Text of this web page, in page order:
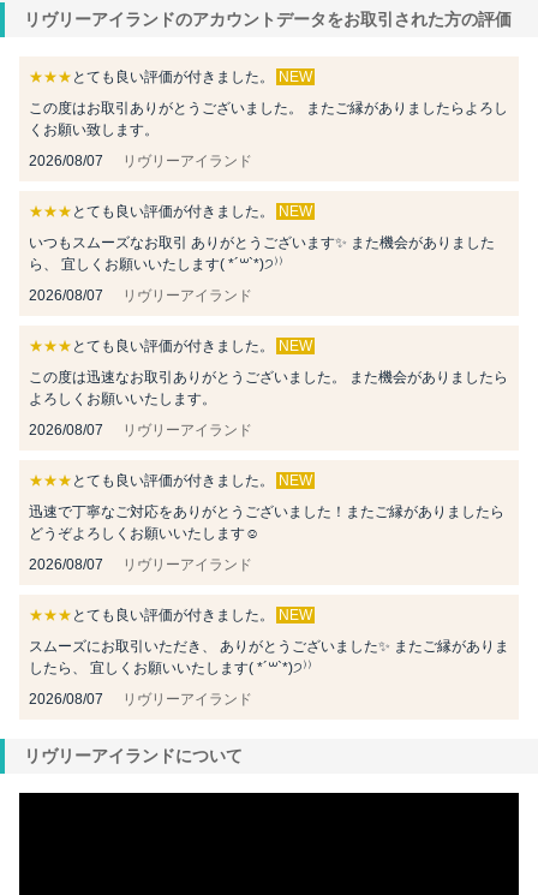
リヴリーアイランドのアカウントデータをお取引された方の評価
★★★ とても良い評価が付きました。
NEW
この度はお取引ありがとうございました。 またご縁がありましたらよろし
くお願い致します。
2026/08/07
リヴリーアイランド
★★★ とても良い評価が付きました。
NEW
いつもスムーズなお取引 ありがとうございます✨ また機会がありました
ら、 宜しくお願いいたします( *´꒳`*)੭⁾⁾
2026/08/07
リヴリーアイランド
★★★ とても良い評価が付きました。
NEW
この度は迅速なお取引ありがとうございました。 また機会がありましたら
よろしくお願いいたします。
2026/08/07
リヴリーアイランド
★★★ とても良い評価が付きました。
NEW
迅速で丁寧なご対応をありがとうございました！またご縁がありましたら
どうぞよろしくお願いいたします☺️
2026/08/07
リヴリーアイランド
★★★ とても良い評価が付きました。
NEW
スムーズにお取引いただき、 ありがとうございました✨ またご縁がありま
したら、 宜しくお願いいたします( *´꒳`*)੭⁾⁾
2026/08/07
リヴリーアイランド
リヴリーアイランドについて